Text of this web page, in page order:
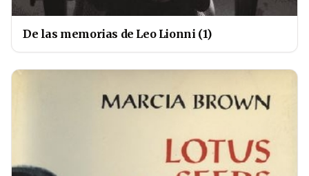
De las memorias de Leo Lionni (1)